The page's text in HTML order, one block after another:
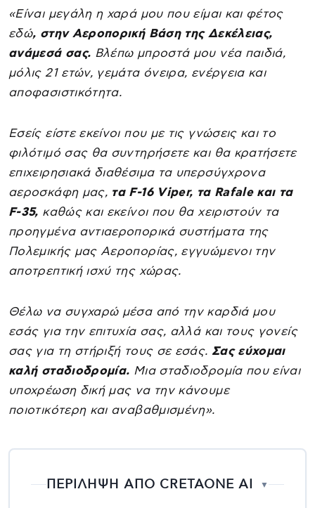
«Είναι μεγάλη η χαρά μου που είμαι και φέτος
εδώ, στην Αεροπορική Βάση της Δεκέλειας,
ανάμεσά σας. Βλέπω μπροστά μου νέα παιδιά,
μόλις 21 ετών, γεμάτα όνειρα, ενέργεια και
αποφασιστικότητα.
Εσείς είστε εκείνοι που με τις γνώσεις και το
φιλότιμό σας θα συντηρήσετε και θα κρατήσετε
επιχειρησιακά διαθέσιμα τα υπερσύγχρονα
αεροσκάφη μας, τα F-16 Viper, τα Rafale και τα
F-35, καθώς και εκείνοι που θα χειριστούν τα
προηγμένα αντιαεροπορικά συστήματα της
Πολεμικής μας Αεροπορίας, εγγυώμενοι την
αποτρεπτική ισχύ της χώρας.
Θέλω να συγχαρώ μέσα από την καρδιά μου
εσάς για την επιτυχία σας, αλλά και τους γονείς
σας για τη στήριξή τους σε εσάς. Σας εύχομαι
καλή σταδιοδρομία. Μια σταδιοδρομία που είναι
υποχρέωση δική μας να την κάνουμε
ποιοτικότερη και αναβαθμισμένη».
ΠΕΡΙΛΗΨΗ ΑΠΟ CRETAONE AI ▼